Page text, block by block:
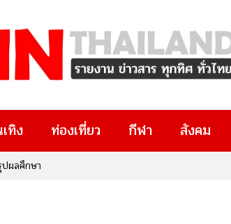
ทิง ท่องเที่ยว กีฬา สังคม
ดอบอุ่น ถ่ายทอดพลังของภาษา…ที่เปลี่ยนชีวิต